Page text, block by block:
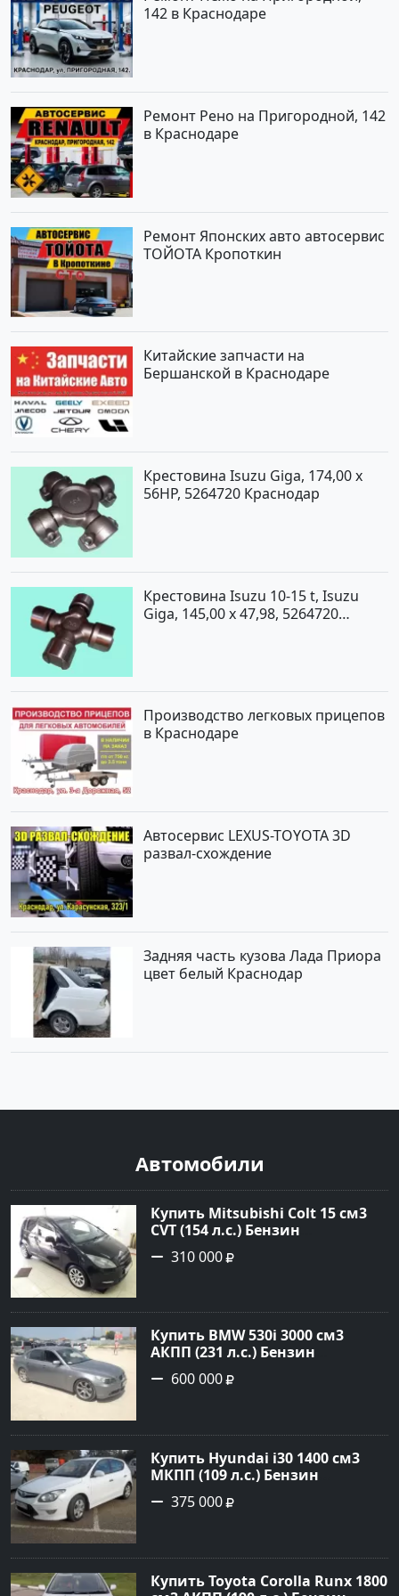
142 в Краснодаре
Ремонт Рено на Пригородной, 142
в Краснодаре
Ремонт Японских авто автосервис
ТОЙОТА Кропоткин
Китайские запчасти на
Бершанской в Краснодаре
Крестовина Isuzu Giga, 174,00 x
56HP, 5264720 Краснодар
Крестовина Isuzu 10-15 t, Isuzu
Giga, 145,00 x 47,98, 5264720
Производство легковых прицепов
в Краснодаре
Автосервис LEXUS-TOYOTA 3D
развал-схождение
Задняя часть кузова Лада Приора
цвет белый Краснодар
Автомобили
Купить Mitsubishi Colt 15 см3
CVT (154 л.с.) Бензин
турбонаддув в Краснодар:
цвет Чёрный металик Хетчбэк
сайте Авторынок23
310 000
Купить BMW 530i 3000 см3
АКПП (231 л.с.) Бензин
инжектор в Новороссийск:
цвет серый Седан 2004 года по
Авторынок23
600 000
Купить Hyundai i30 1400 см3
МКПП (109 л.с.) Бензин
инжектор в Кропоткин: цвет
белый Хетчбэк 2011 года по
Авторынок23
375 000
Купить Toyota Corolla Runx 1800